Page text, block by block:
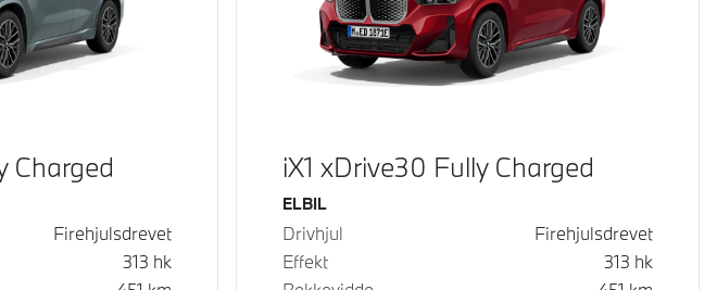
Charged
Firehjulsdrevet
313 hk
iX1 xDrive30 Fully Charged
Drivstoff
ELBIL
Drivhjul
Firehjulsdrevet
Effekt
313 hk